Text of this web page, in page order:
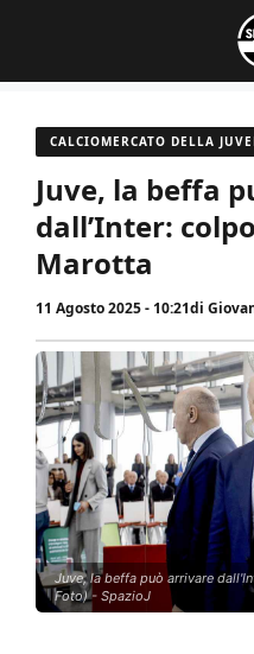
contenuto
CALCIOMERCATO DELLA
Juve, la beffa
dall’Inter:
Marotta
11 Agosto 2025 - 10:21di
Juve, la beffa può arrivare
Foto) - SpazioJ